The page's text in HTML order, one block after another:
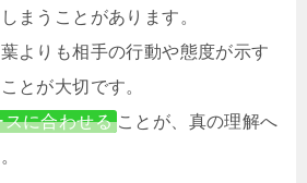
まうことがあります。
よりも相手の行動や態度が示す
とが大切です。
に合わせる ことが、真の理解へ